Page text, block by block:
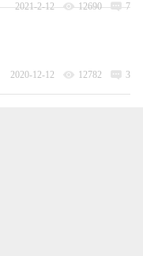
2021-2-12 12690 7
2020-12-12 12782 3